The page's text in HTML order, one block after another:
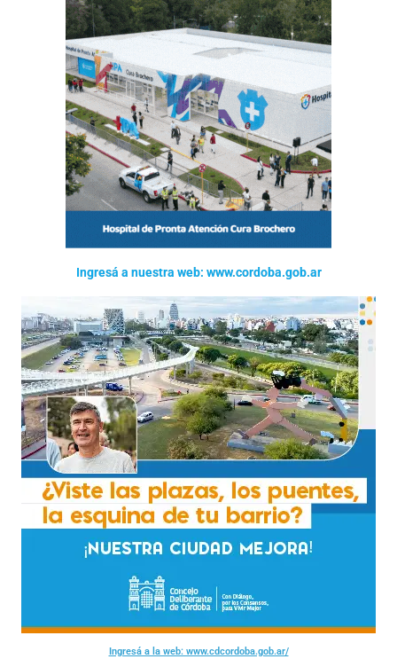
Ingresá a nuestra web: www.cordoba.gob.ar
Ingresá a la web: www.cdcordoba.gob.ar/